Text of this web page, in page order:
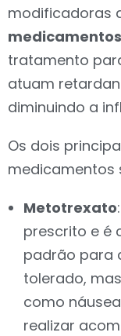
modificadoras
tratamento
atuam
diminuindo a
Os dois
medicamentos
Metotrexato
prescrito e é
padrão para
tolerado,
como
realizar